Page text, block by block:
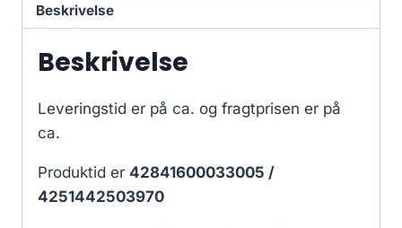
Beskrivelse
Beskrivelse
Leveringstid er på ca. og fragtprisen er på
ca.
Produktid er 42841600033005 /
4251442503970